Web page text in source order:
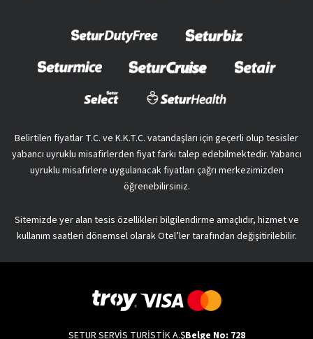
Belirtilen fiyatlar T.C. ve K.K.T.C. vatandaşları için geçerli olup tesisler
yabancı uyruklu misafirlerden fiyat farkı talep edebilmektedir. Yabancı
uyruklu misafirlere uygulanacak fiyatları çağrı merkezimizden
öğrenebilirsiniz.
Sitemizde yer alan tesis özellikleri bilgilendirme amaçlıdır, hizmet ve
kullanım saatleri dönemsel olarak Otel’ler tarafından değişitirilebilir.
SETUR SERVİS TURİSTİK A.ŞBelge No: 728